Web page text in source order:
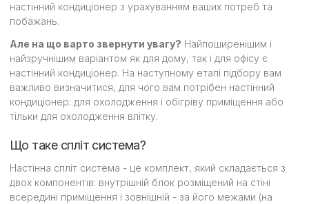
настінний кондиціонер з урахуванням ваших потреб та
побажань.
Але на що варто звернути увагу? Найпоширенішим і
найзручнішим варіантом як для дому, так і для офісу є
настінний кондиціонер. На наступному етапі підбору вам
важливо визначитися, для чого вам потрібен настінний
кондиціонер: для охолодження і обігріву приміщення або
тільки для охолодження влітку.
Що таке спліт система?
Настінна спліт система - це комплект, який складається з
двох компонентів: внутрішній блок розміщений на стіні
всередині приміщення і зовнішній - за його межами (на